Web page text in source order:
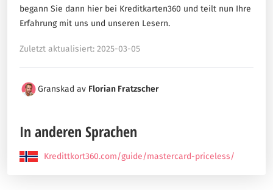
begann Sie dann hier bei Kreditkarten360 und teilt nun Ihre
Erfahrung mit uns und unseren Lesern.
Zuletzt aktualisiert: 2025-03-05
Granskad av Florian Fratzscher
In anderen Sprachen
Kredittkort360.com/guide/mastercard-priceless/